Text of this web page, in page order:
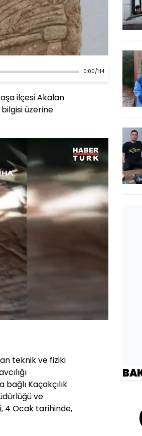
0:00/1:14
ilçesi Akalan
üzerine
Oynatma
Hızı
teknik ve fiziki
Kaçakçılık
ve
4 Ocak tarihinde,